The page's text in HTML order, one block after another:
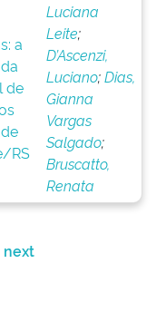
a
de
RS
Luciana
Leite;
D’Ascenzi,
Luciano;Dias,
Gianna
Vargas
Salgado;
Bruscatto,
Renata
next